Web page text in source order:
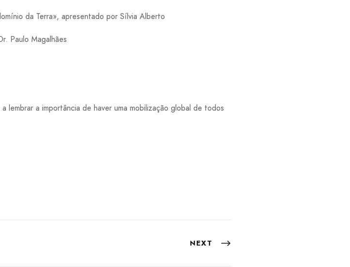
da Terra», apresentado por Sílvia Alberto
Paulo Magalhães
lembrar a importância de haver uma mobilização global de todos
NEXT